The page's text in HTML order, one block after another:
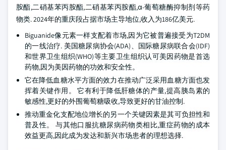
胺酯,二硝基苯丙胺酯,二硝基苯丙胺酯,α-葡萄糖酶抑制剂等药
物类. 2024年的重庆段占据市场主导地位,收入为186亿美元.
Biguanide像元素一样支配着市场,因为它被普遍接受为T2DM
的一线治疗. 美国糖尿病协会(ADA)、国际糖尿病联合会(IDF)
和世界卫生组织(WHO)等主要卫生组织认可美因药物是首选
药物,因为美因药物的功效和安全性。
它在降低血糖水平方面的效力在推动广泛采用血糖方面也发
挥着关键作用。 它有利于降低肝糖体的产量,提高胰岛素的
敏感性,更好的外围葡萄糖吸收,导致更好的甘油控制.
推动重金化支配地位增长的另一个关键因素是其可负担性和
普及性。 与其他口服抗糖尿病药物类相比,重症药物的成本
效益更高,因此成为发达和新兴市场患者的理想选择.